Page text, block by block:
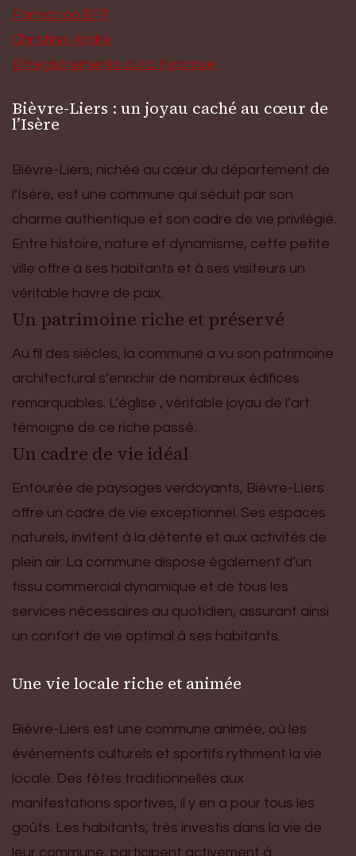
Formation EFT
Christine André
Enregistrements auto hypnose
Bièvre-Liers : un joyau caché au cœur de
l’Isère
Bièvre-Liers, nichée au cœur du département de
l’Isère, est une commune qui séduit par son
charme authentique et son cadre de vie privilégié.
Entre histoire, nature et dynamisme, cette petite
ville offre à ses habitants et à ses visiteurs un
véritable havre de paix.
Un patrimoine riche et préservé
Au fil des siècles, la commune a vu son patrimoine
architectural s’enrichir de nombreux édifices
remarquables. L’église , véritable joyau de l’art
témoigne de ce riche passé.
Un cadre de vie idéal
Entourée de paysages verdoyants, Bièvre-Liers
offre un cadre de vie exceptionnel. Ses espaces
naturels, invitent à la détente et aux activités de
plein air. La commune dispose également d’un
tissu commercial dynamique et de tous les
services nécessaires au quotidien, assurant ainsi
un confort de vie optimal à ses habitants.
Une vie locale riche et animée
Bièvre-Liers est une commune animée, où les
événements culturels et sportifs rythment la vie
locale. Des fêtes traditionnelles aux
manifestations sportives, il y en a pour tous les
goûts. Les habitants, très investis dans la vie de
leur commune, participent activement à